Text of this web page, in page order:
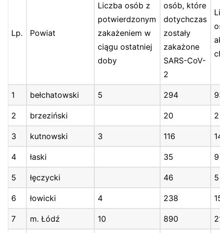
Lp. Powiat
Liczba osób z
potwierdzonym
zakażeniem w
ciągu ostatniej
doby
osób, które
dotychczas
zostały
zakażone
SARS-CoV-
2
1 bełchatowski 5 294
2 brzeziński 20 2
3 kutnowski 3 116
4 łaski 35 9
5 łęczycki 46 5
6 łowicki 4 238
7 m. Łódź 10 890